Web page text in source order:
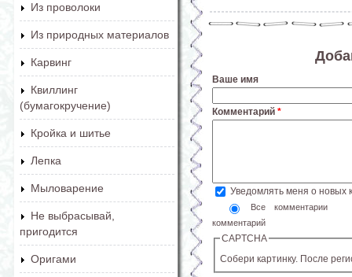
Из проволоки
Из природных материалов
Карвинг
Квиллинг
(бумагокручение)
Кройка и шитье
Лепка
Мыловарение
Не выбрасывай,
пригодится
Оригами
Ваше имя
Комментарий *
Уведомлять меня о новых
Все комментарии
комментарий
CAPTCHA
Собери картинку. После